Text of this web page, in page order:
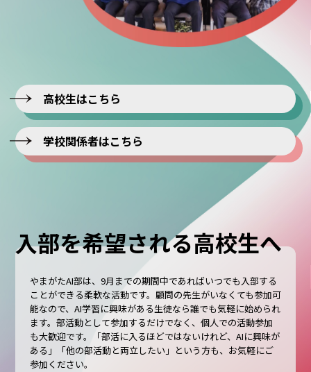
高校生はこちら
学校関係者はこちら
入部を希望される高校生へ
やまがたAI部は、9月までの期間中であればいつでも入部する
ことができる柔軟な活動です。顧問の先生がいなくても参加可
能なので、AI学習に興味がある生徒なら誰でも気軽に始められ
ます。部活動として参加するだけでなく、個人での活動参加
も大歓迎です。「部活に入るほどではないけれど、AIに興味が
ある」「他の部活動と両立したい」という方も、お気軽にご
参加ください。